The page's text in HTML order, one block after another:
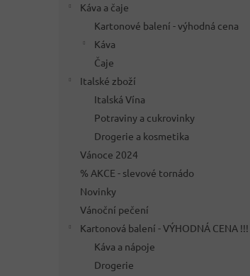
Káva a čaje
Kartonové balení - výhodná cena
Káva
Čaje
Italské zboží
Italská Vína
Potraviny a cukrovinky
Drogerie a kosmetika
Vánoce 2024
% AKCE - slevové tornádo
Novinky
Vánoční pečení
Kartonová balení - VÝHODNÁ CENA !!!
Káva a nápoje
Drogerie